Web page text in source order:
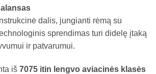
dalis, jungianti rėmą su
sprendimas turi didelę įtaką
ir patvarumui.
iš 7075 itin lengvo aviacinės klasės